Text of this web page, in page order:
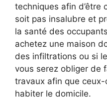
techniques afin d’être
soit pas insalubre et
la santé des
achetez une maison
des infiltrations ou si
vous serez obliger de
travaux afin que
habiter le domicile.